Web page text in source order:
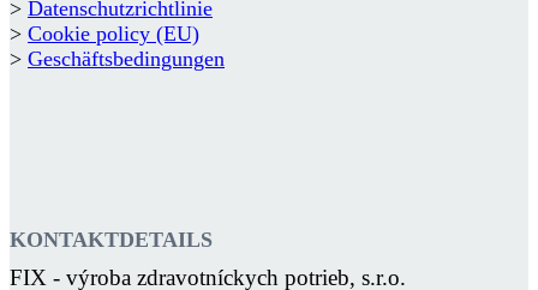
> Datenschutzrichtlinie
> Cookie policy (EU)
> Geschäftsbedingungen
KONTAKTDETAILS
FIX - výroba zdravotníckych potrieb, s.r.o.